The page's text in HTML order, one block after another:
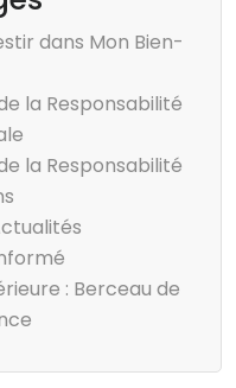
dans Mon Bien-
la Responsabilité
la Responsabilité
: Berceau de